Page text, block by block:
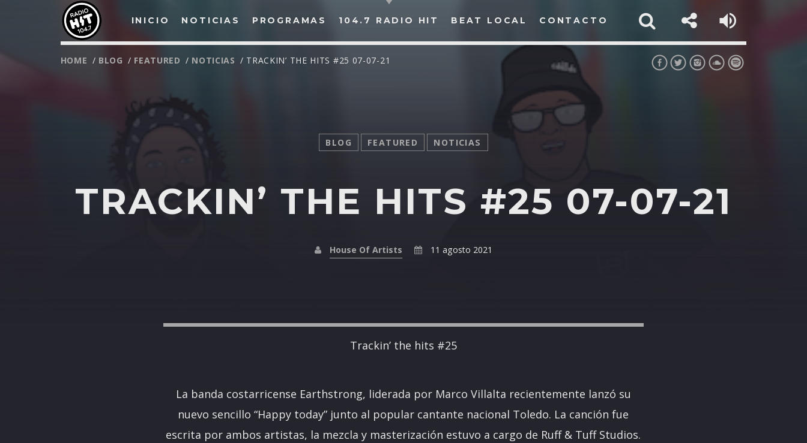
INICIO NOTICIAS PROGRAMAS 104.7 RADIO HIT BEAT LOCAL CONTACTO
BUSCAR EN RADIO HIT
COMPARTE EN...
Twitter Facebook Whatsapp
HOME / BLOG / FEATURED / NOTICIAS / TRACKIN’ THE HITS #25 07-07-21
BLOG FEATURED NOTICIAS
TRACKIN’ THE HITS #25 07-07-21
House Of Artists 11 agosto 2021
Trackin’ the hits #25
La banda costarricense Earthstrong, liderada por Marco Villalta recientemente lanzó su
nuevo sencillo “Happy today” junto al popular cantante nacional Toledo. La canción fue
escrita por ambos artistas, la mezcla y masterización estuvo a cargo de Ruff & Tuff Studios.